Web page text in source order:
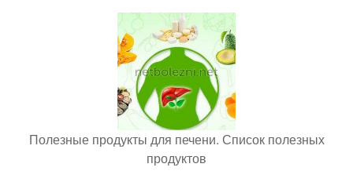
Полезные продукты для печени. Список полезных
продуктов